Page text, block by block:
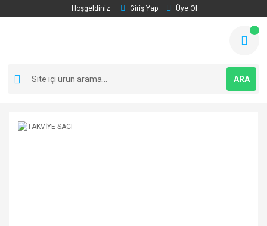
Hoşgeldiniz Giriş Yap Üye Ol
ARA